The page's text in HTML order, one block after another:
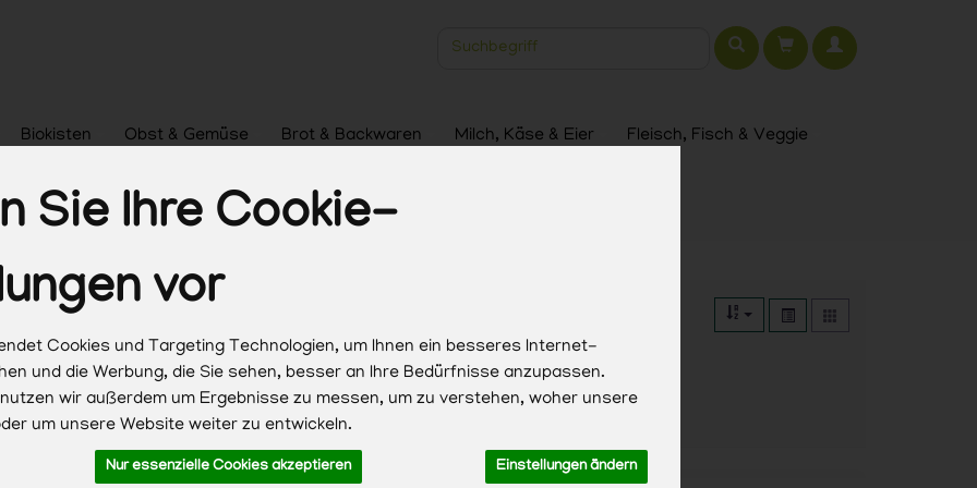
Sie Ihre Cookie-
vor
Cookies und Targeting Technologien, um Ihnen ein besseres Internet-
und die Werbung, die Sie sehen, besser an Ihre Bedürfnisse anzupassen.
wir außerdem um Ergebnisse zu messen, um zu verstehen, woher unsere
um unsere Website weiter zu entwickeln.
Nur essenzielle Cookies akzeptieren Einstellungen ändern
Produkt
Biokisten Obst & Gemüse Brot & Backwaren Milch, Käse & Eier Fleisch, Fisch & Veggie
Haushalt & Pflege
Hersteller Ernährung Allergene